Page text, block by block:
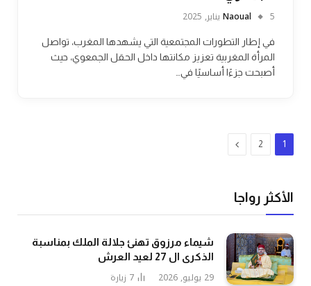
Naoual 5 يناير, 2025
في إطار التطورات المجتمعية التي يشهدها المغرب، تواصل
المرأة المغربية تعزيز مكانتها داخل الحقل الجمعوي، حيث
أصبحت جزءًا أساسيًا في…
1
2 التالي
الأكثر رواجا
شيماء مرزوق تهنئ جلالة الملك بمناسبة
الذكرى ال 27 لعيد العرش
29 يوليو, 2026 7 زيارة